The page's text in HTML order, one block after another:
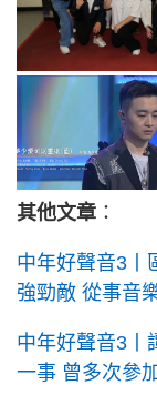
其他文章 ：
中年好聲音3丨
強勁敵 從事音
中年好聲音3丨
一事 曾多次參